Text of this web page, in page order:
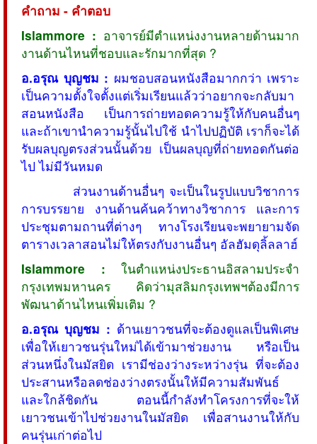
คำถาม - คำตอบ
Islammore : อาจารย์มีตำแหน่งงานหลายด้านมาก
งานด้านไหนที่ชอบและรักมากที่สุด ?
อ.อรุณ บุญชม : ผมชอบสอนหนังสือมากกว่า เพราะ
เป็นความตั้งใจตั้งแต่เริ่มเรียนแล้วว่าอยากจะกลับมา
สอนหนังสือ เป็นการถ่ายทอดความรู้ให้กับคนอื่นๆ
และถ้าเขานำความรู้นั้นไปใช้ นำไปปฏิบัติ เราก็จะได้
รับผลบุญตรงส่วนนั้นด้วย เป็นผลบุญที่ถ่ายทอดกันต่อ
ไป ไม่มีวันหมด
ส่วนงานด้านอื่นๆ จะเป็นในรูปแบบวิชาการ
การบรรยาย งานด้านค้นคว้าทางวิชาการ และการ
ประชุมตามถานที่ต่างๆ ทางโรงเรียนจะพยายามจัด
ตารางเวลาสอนไม่ให้ตรงกับงานอื่นๆ อัลฮัมดุลิ้ลลาฮ์
Islammore : ในตำแหน่งประธานอิสลามประจำ
กรุงเทพมหานคร คิดว่ามุสลิมกรุงเทพฯต้องมีการ
พัฒนาด้านไหนเพิ่มเติม ?
อ.อรุณ บุญชม : ด้านเยาวชนที่จะต้องดูแลเป็นพิเศษ
เพื่อให้เยาวชนรุ่นใหม่ได้เข้ามาช่วยงาน หรือเป็น
ส่วนหนึ่งในมัสยิด เรามีช่องว่างระหว่างรุ่น ที่จะต้อง
ประสานหรือลดช่องว่างตรงนั้นให้มีความสัมพันธ์
และใกล้ชิดกัน ตอนนี้กำลังทำโครงการที่จะให้
เยาวชนเข้าไปช่วยงานในมัสยิด เพื่อสานงานให้กับ
คนรุ่นเก่าต่อไป